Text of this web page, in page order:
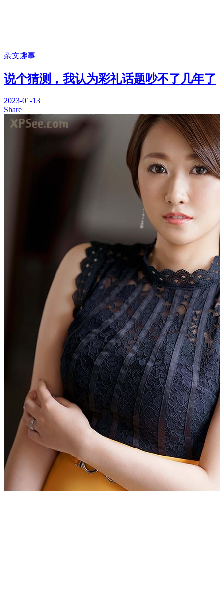
杂文趣事
说个猜测，我认为彩礼话题吵不了几年了
2023-01-13
Share